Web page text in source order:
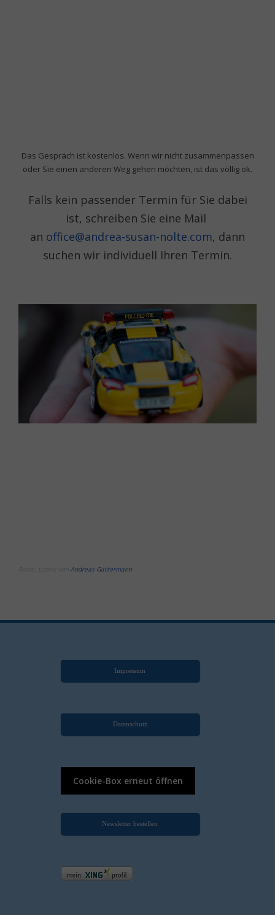
Das Gespräch ist kostenlos. Wenn wir nicht zusammenpassen
oder Sie einen anderen Weg gehen möchten, ist das völlig ok.
Falls kein passender Termin für Sie dabei
ist, schreiben Sie eine Mail
an office@andrea-susan-nolte.com, dann
suchen wir individuell Ihren Termin.
Fotos: Lizenz von Andreas Gattermann
Impressum
Datenschutz
Cookie-Box erneut öffnen
Newsletter bestellen